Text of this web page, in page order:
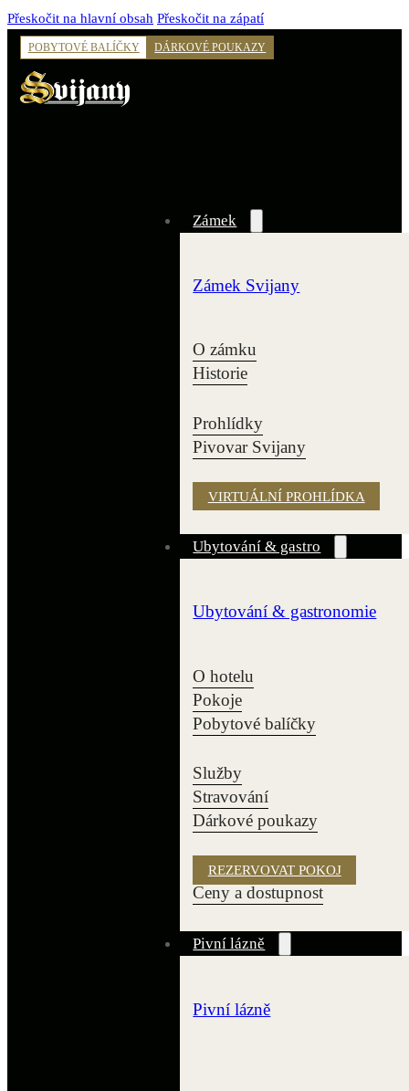
Přeskočit na hlavní obsah Přeskočit na zápatí
POBYTOVÉ BALÍČKY DÁRKOVÉ POUKAZY
Zámek
Zámek Svijany
O zámku
Historie
Prohlídky
Pivovar Svijany
VIRTUÁLNÍ PROHLÍDKA
Ubytování & gastro
Ubytování & gastronomie
O hotelu
Pokoje
Pobytové balíčky
Služby
Stravování
Dárkové poukazy
REZERVOVAT POKOJ
Ceny a dostupnost
Pivní lázně
Pivní lázně